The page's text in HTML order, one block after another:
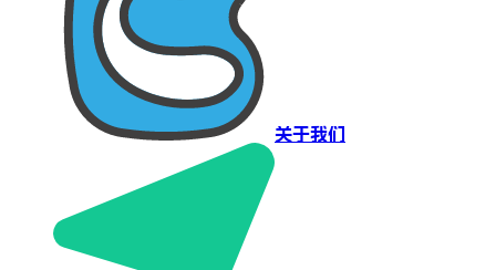
关于我们